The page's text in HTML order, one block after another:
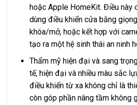
hoặc Apple HomeKit. Điều này
dùng điều khiển cửa bằng
khóa/mở, hoặc kết hợp với
tạo ra một hệ sinh thái an ninh
Thẩm mỹ hiện đại và sang
tế, hiện đại và nhiều màu sắc
điều khiển từ xa không chỉ là
còn góp phần nâng tầm không